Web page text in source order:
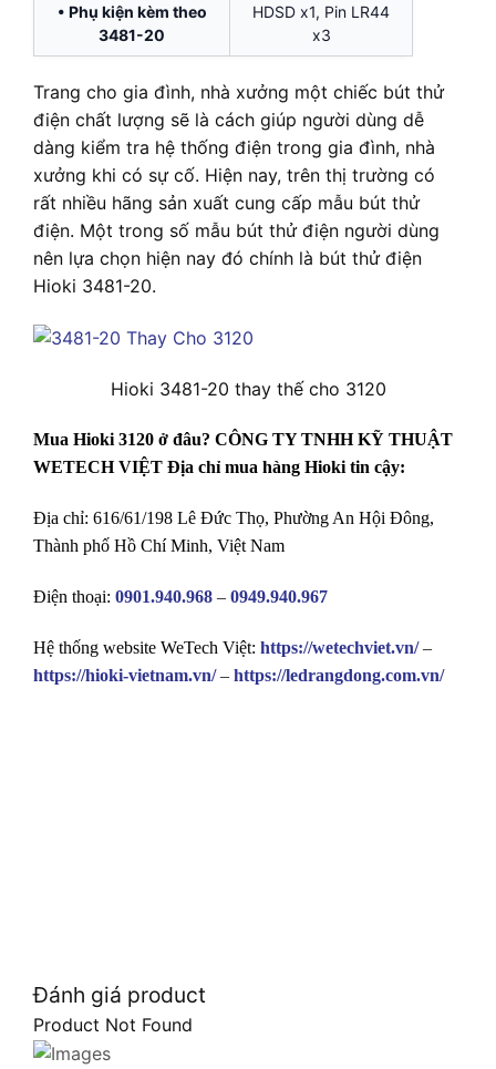
• Phụ kiện kèm theo
3481-20
HDSD x1, Pin LR44
x3
Trang cho gia đình, nhà xưởng một chiếc bút thử
điện chất lượng sẽ là cách giúp người dùng dễ
dàng kiểm tra hệ thống điện trong gia đình, nhà
xưởng khi có sự cố. Hiện nay, trên thị trường có
rất nhiều hãng sản xuất cung cấp mẫu bút thử
điện. Một trong số mẫu bút thử điện người dùng
nên lựa chọn hiện nay đó chính là bút thử điện
Hioki 3481-20.
Hioki 3481-20 thay thế cho 3120
Mua Hioki 3120 ở đâu? CÔNG TY TNHH KỸ THUẬT
WETECH VIỆT Địa chỉ mua hàng Hioki tin cậy:
Địa chỉ: 616/61/198 Lê Đức Thọ, Phường An Hội Đông,
Thành phố Hồ Chí Minh, Việt Nam
Điện thoại: 0901.940.968 – 0949.940.967
Hệ thống website WeTech Việt: https://wetechviet.vn/–
https://hioki-vietnam.vn/– https://ledrangdong.com.vn/
Đánh giá product
Product Not Found